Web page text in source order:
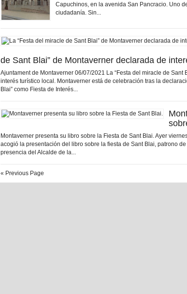
Capuchinos, en la avenida San Pancracio. Uno
ciudadanía. Sin...
de Sant Blai” de Montaverner declarada de
Ajuntament de Montaverner 06/07/2021 La “Festa del miracle de Sant
interés turístico local. Montaverner está de celebración tras la
Blai” como Fiesta de Interés...
Montaverner presenta su libro sobre la Fiesta de Sant Blai. Ayer
acogió la presentación del libro sobre la fiesta de Sant Blai, patrono
presencia del Alcalde de la...
« Previous Page